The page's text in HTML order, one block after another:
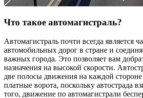
Что такое автомагистраль?
Автомагистраль почти всегда является
автомобильных дорог в стране и
важных города. Это позволяет вам
назначения на высокой скорости.
две полосы движения на каждой
платные ворота, поскольку автострада
того, движение по автомагистрали